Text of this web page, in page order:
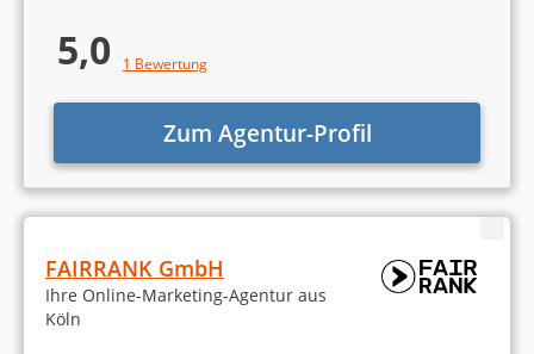
5,0 1 Bewertung
Zum Agentur-Profil
FAIRRANK GmbH
Ihre Online-Marketing-Agentur aus
Köln